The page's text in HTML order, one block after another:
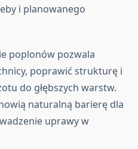
i planowanego
poplonów pozwala
poprawić strukturę i
do głębszych warstw.
naturalną barierę dla
uprawy w